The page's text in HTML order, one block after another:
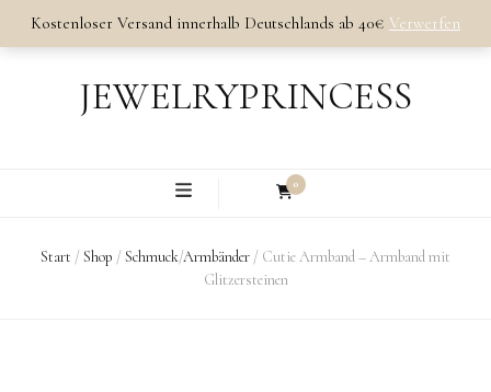
Kostenloser Versand innerhalb Deutschlands ab 40€ Verwerfen
JEWELRYPRINCESS
0
Start /Shop /Schmuck/Armbänder / Cutie Armband – Armband mit
Glitzersteinen